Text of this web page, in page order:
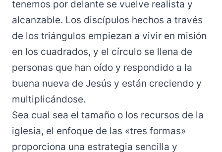
tenemos por delante se vuelve realista y
alcanzable. Los discípulos hechos a través
de los triángulos empiezan a vivir en misión
en los cuadrados, y el círculo se llena de
personas que han oído y respondido a la
buena nueva de Jesús y están creciendo y
multiplicándose.
Sea cual sea el tamaño o los recursos de la
iglesia, el enfoque de las «tres formas»
proporciona una estrategia sencilla y